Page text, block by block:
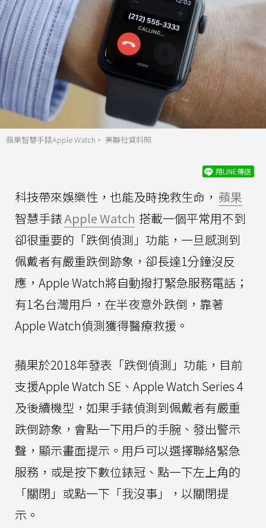
蘋果智慧手錶Apple Watch。 美聯社資料照
用LINE傳送
科技帶來娛樂性，也能及時挽救生命， 蘋果
智慧手錶Apple Watch 搭載一個平常用不到
卻很重要的「跌倒偵測」功能，一旦感測到
佩戴者有嚴重跌倒跡象，卻長達1分鐘沒反
應，Apple Watch將自動撥打緊急服務電話；
有1名台灣用戶，在半夜意外跌倒，靠著
Apple Watch偵測獲得醫療救援。
蘋果於2018年發表「跌倒偵測」功能，目前
支援Apple Watch SE、Apple Watch Series 4
及後續機型，如果手錶偵測到佩戴者有嚴重
跌倒跡象，會點一下用戶的手腕、發出警示
聲，顯示畫面提示。用戶可以選擇聯絡緊急
服務，或是按下數位錶冠、點一下左上角的
「關閉」或點一下「我沒事」，以關閉提
示。